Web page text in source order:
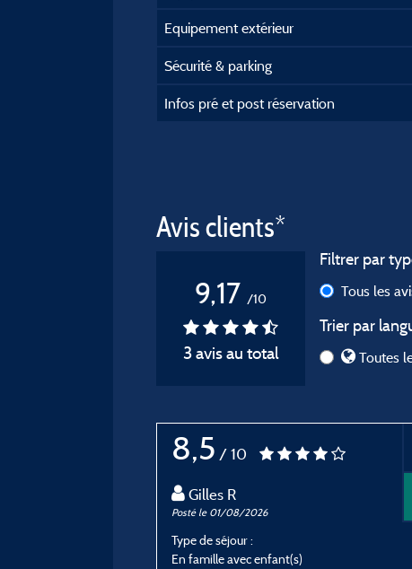
Equipement extérieur
Sécurité & parking
Infos pré et post réservation
Avis clients*
9,17 /10
3 avis au total
Filtrer par
Tous les
Trier par
Toutes
8,5 / 10
Gilles R
Posté le 01/08/2026
Type de séjour :
En famille avec enfant(s)